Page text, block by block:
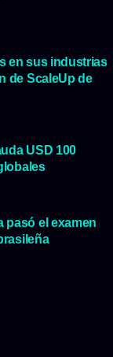
en sus industrias
de ScaleUp de
USD 100
pasó el examen